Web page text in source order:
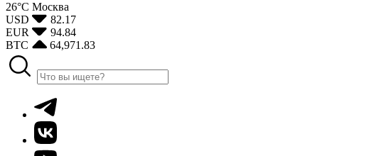
26°С Москва
USD
82.17
EUR
94.84
BTC
64,971.83